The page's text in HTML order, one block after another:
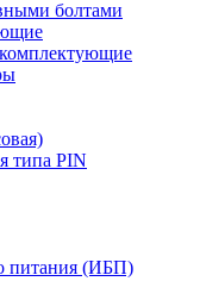
болтами
типа PIN
питания (ИБП)